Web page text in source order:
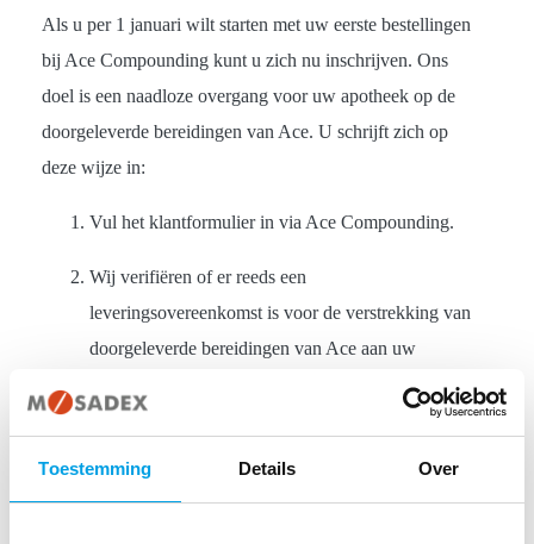
Toestemming Details Over
Als u per 1 januari wilt starten met uw eerste bestellingen
bij Ace Compounding kunt u zich nu inschrijven. Ons
doel is een naadloze overgang voor uw apotheek op de
doorgeleverde bereidingen van Ace. U schrijft zich op
deze wijze in:
Vul het klantformulier in via Ace Compounding.
Wij verifiëren of er reeds een
leveringsovereenkomst is voor de verstrekking van
doorgeleverde bereidingen van Ace aan uw
Mogelijk neemt een apothekersassistent van Ace
contact met u op.